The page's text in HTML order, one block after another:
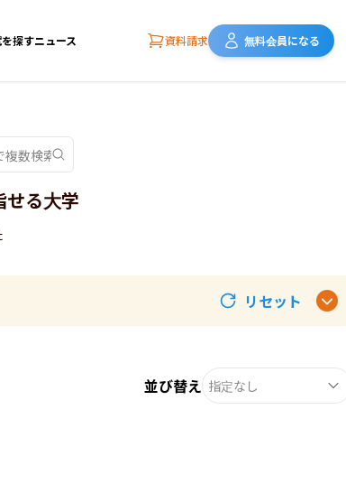
探すニュース 資料請求 無料会員になる
せる大学
リセット
並び替え 指定なし